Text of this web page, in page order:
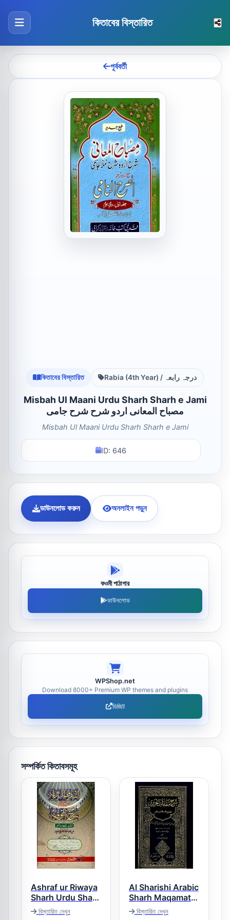
কিতাবের বিস্তারিত
পূর্ববর্তী
কিতাবের বিস্তারিত Rabia (4th Year) / درجہ رابعہ
Misbah Ul Maani Urdu Sharh Sharh e Jami
مصباح المعانی اردو شرح شرح جامی
Misbah Ul Maani Urdu Sharh Sharh e Jami
ID: 646
ডাউনলোড করুন অনলাইন পড়ুন
কওমী পাঠাগার
ডাউনলোড
WPShop.net
Download 8000+ Premium WP themes and plugins
ভিজিট
সম্পর্কিত কিতাবসমূহ
Ashraf ur Riwaya
Sharh Urdu Sharh
ul Wiqaya (Al
বিস্তারিত দেখুন
Al Sharishi Arabic
Sharh Maqamat
الشریشی عربی
বিস্তারিত দেখুন